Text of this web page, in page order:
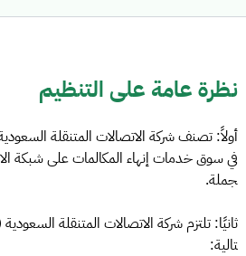
نظرة عامة على التنظيم
أولاً: تصنف شركة الاتصالات المتنقلة
في سوق خدمات إنهاء المكالمات على شبكة
جملة.
ثانيًا: تلتزم شركة الاتصالات المتنقلة
تالية: